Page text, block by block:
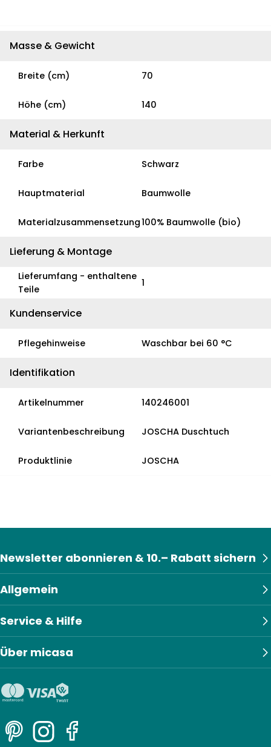
Masse & Gewicht
Breite (cm) 70
Höhe (cm) 140
Material & Herkunft
Farbe Schwarz
Hauptmaterial Baumwolle
Materialzusammensetzung100% Baumwolle (bio)
Lieferung & Montage
Lieferumfang - enthaltene
Teile
1
Kundenservice
Pflegehinweise Waschbar bei 60 °C
Identifikation
Artikelnummer 140246001
Variantenbeschreibung JOSCHA Duschtuch
Produktlinie JOSCHA
Allgemein
Service & Hilfe
Über micasa
Newsletter abonnieren & 10.– Rabatt sichern
PinterestInstagramFacebook